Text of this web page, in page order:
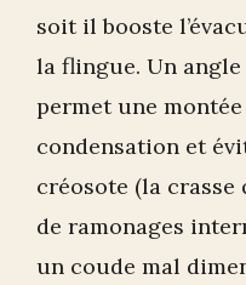
soit il booste
la flingue. Un
permet une
condensation et
créosote (la
de ramonages
un coude mal